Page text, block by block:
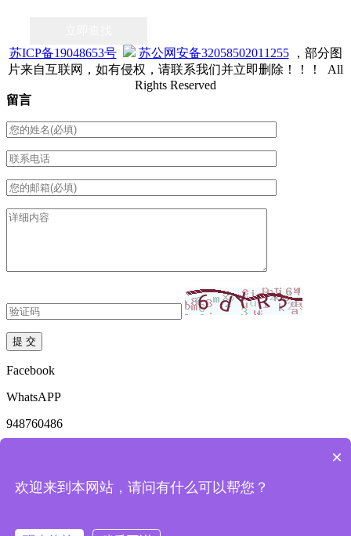
苏ICP备19048653号
苏公网安备32058502011255，部分图
片来自互联网，如有侵权，请联系我们并立即删除！！！ All
Rights Reserved
留言
Facebook
WhatsAPP
948760486
18136969561
友情连接： 百度 妙凯电子
×
欢迎来到本网站，请问有什么可以帮您？